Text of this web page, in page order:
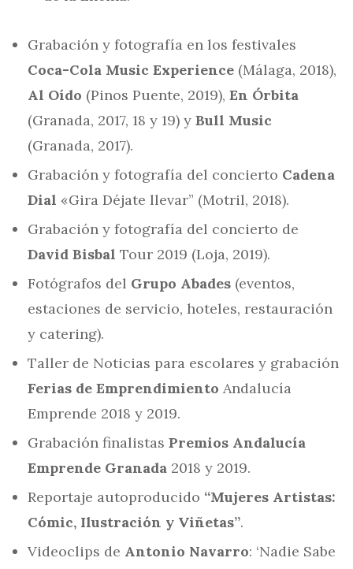
Grabación y fotografía en los festivales
Coca-Cola Music Experience (Málaga, 2018),
Al Oído (Pinos Puente, 2019), En Órbita
(Granada, 2017, 18 y 19) y Bull Music
(Granada, 2017).
Grabación y fotografía del concierto Cadena
Dial «Gira Déjate llevar” (Motril, 2018).
Grabación y fotografía del concierto de
David Bisbal Tour 2019 (Loja, 2019).
Fotógrafos del Grupo Abades (eventos,
estaciones de servicio, hoteles, restauración
y catering).
Taller de Noticias para escolares y grabación
Ferias de Emprendimiento Andalucía
Emprende 2018 y 2019.
Grabación finalistas Premios Andalucía
Emprende Granada 2018 y 2019.
Reportaje autoproducido “Mujeres Artistas:
Cómic, Ilustración y Viñetas”.
Videoclips de Antonio Navarro: ‘Nadie Sabe